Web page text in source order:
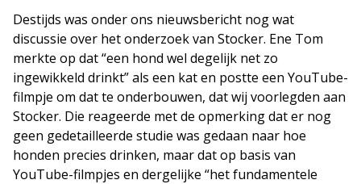
Destijds was onder ons nieuwsbericht nog wat
discussie over het onderzoek van Stocker. Ene Tom
merkte op dat “een hond wel degelijk net zo
ingewikkeld drinkt” als een kat en postte een YouTube-
filmpje om dat te onderbouwen, dat wij voorlegden aan
Stocker. Die reageerde met de opmerking dat er nog
geen gedetailleerde studie was gedaan naar hoe
honden precies drinken, maar dat op basis van
YouTube-filmpjes en dergelijke “het fundamentele